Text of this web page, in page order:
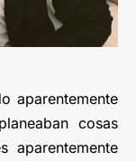
aparentemente
cosas
aparentemente